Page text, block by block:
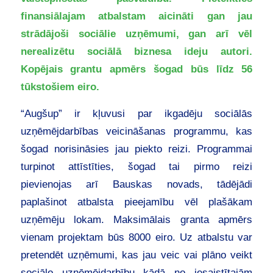
finansiālajam atbalstam aicināti gan jau
strādājoši sociālie uzņēmumi, gan arī vēl
nerealizētu sociālā biznesa ideju autori.
Kopējais grantu apmērs šogad būs līdz 56
tūkstošiem eiro.
“Augšup” ir kļuvusi par ikgadēju sociālās
uzņēmējdarbības veicināšanas programmu, kas
šogad norisināsies jau piekto reizi. Programmai
turpinot attīstīties, šogad tai pirmo reizi
pievienojas arī Bauskas novads, tādējādi
paplašinot atbalsta pieejamību vēl plašākam
uzņēmēju lokam. Maksimālais granta apmērs
vienam projektam būs 8000 eiro. Uz atbalstu var
pretendēt uzņēmumi, kas jau veic vai plāno veikt